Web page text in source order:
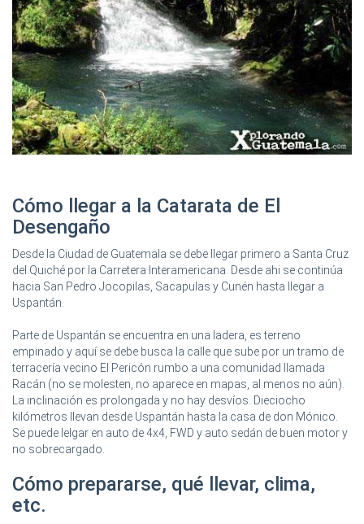
Cómo llegar a la Catarata de El
Desengaño
Desde la Ciudad de Guatemala se debe llegar primero a Santa Cruz
del Quiché por la Carretera Interamericana. Desde ahi se continúa
hacia San Pedro Jocopilas, Sacapulas y Cunén hasta llegar a
Uspantán.
Parte de Uspantán se encuentra en una ladera, es terreno
empinado y aquí se debe busca la calle que sube por un tramo de
terracería vecino El Pericón rumbo a una comunidad llamada
Racán (no se molesten, no aparece en mapas, al menos no aún).
La inclinación es prolongada y no hay desvíos. Dieciocho
kilómetros llevan desde Uspantán hasta la casa de don Mónico.
Se puede lelgar en auto de 4x4, FWD y auto sedán de buen motor y
no sobrecargado.
Cómo prepararse, qué llevar, clima,
etc.